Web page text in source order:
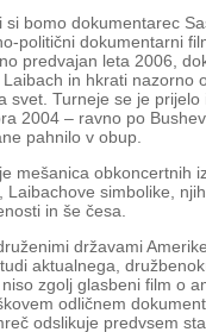
si bomo dokumentarec
politični dokumentarni
predvajan leta 2006,
in hkrati nazorno
svet. Turneje se je
2004 – ravno po
pahnilo v obup.
mešanica obkoncertnih
Laibachove simbolike,
in še česa.
državami
aktualnega,
zgolj glasbeni film o
odličnem
odslikuje predvsem